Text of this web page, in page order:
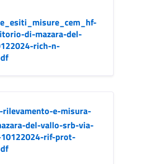
di-mazara-del-
rich-n-
rilevamento-e-misura-
del-vallo-srb-via-
rif-prot-